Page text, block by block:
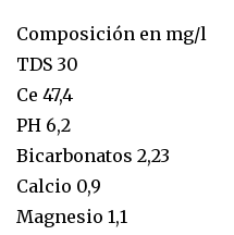
Composición en mg/l
TDS 30
Ce 47,4
PH 6,2
Bicarbonatos 2,23
Calcio 0,9
Magnesio 1,1